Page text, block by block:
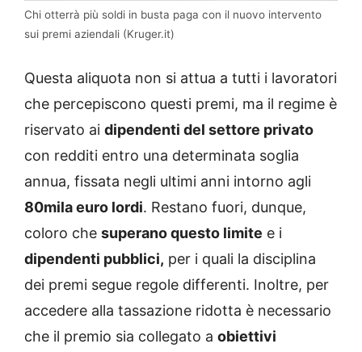
Chi otterrà più soldi in busta paga con il nuovo intervento
sui premi aziendali (Kruger.it)
Questa aliquota non si attua a tutti i lavoratori
che percepiscono questi premi, ma il regime è
riservato ai dipendenti del settore privato
con redditi entro una determinata soglia
annua, fissata negli ultimi anni intorno agli
80mila euro lordi. Restano fuori, dunque,
coloro che superano questo limite e i
dipendenti pubblici, per i quali la disciplina
dei premi segue regole differenti. Inoltre, per
accedere alla tassazione ridotta è necessario
che il premio sia collegato a obiettivi